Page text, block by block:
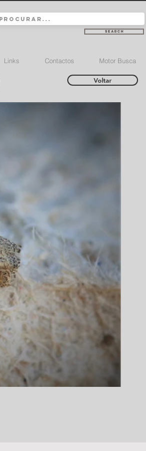
Search
Links Contactos Motor Busca
Voltar